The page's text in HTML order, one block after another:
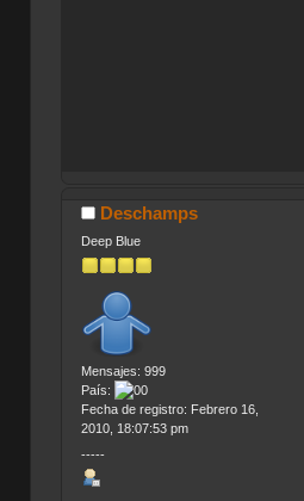
Deschamps
Deep Blue
Mensajes: 999
País:
Fecha de registro: Febrero 16,
2010, 18:07:53 pm
-----